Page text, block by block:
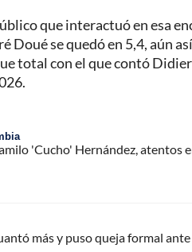
que interactuó en esa
Doué se quedó en 5,4, aún
total con el que contó
'Cucho' Hernández, atentos
más y puso queja formal